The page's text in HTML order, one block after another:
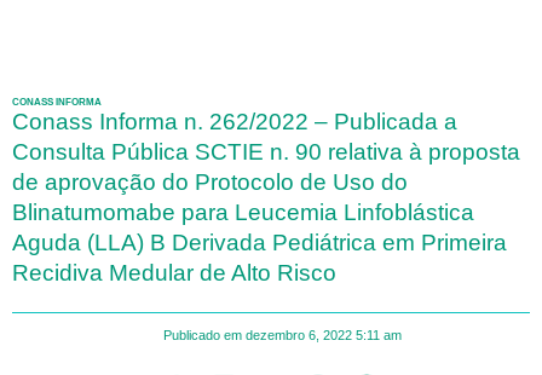
CONASS INFORMA
Conass Informa n. 262/2022 – Publicada a
Consulta Pública SCTIE n. 90 relativa à proposta
de aprovação do Protocolo de Uso do
Blinatumomabe para Leucemia Linfoblástica
Aguda (LLA) B Derivada Pediátrica em Primeira
Recidiva Medular de Alto Risco
Publicado em dezembro 6, 2022 5:11 am